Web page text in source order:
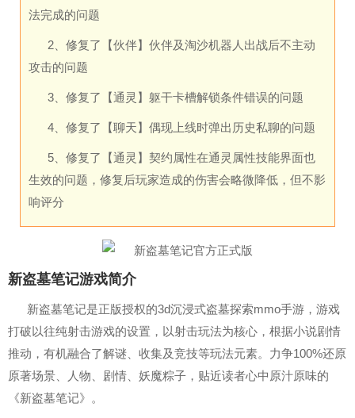
法完成的问题
2、修复了【伙伴】伙伴及淘沙机器人出战后不主动
攻击的问题
3、修复了【通灵】躯干卡槽解锁条件错误的问题
4、修复了【聊天】偶现上线时弹出历史私聊的问题
5、修复了【通灵】契约属性在通灵属性技能界面也
生效的问题，修复后玩家造成的伤害会略微降低，但不影
响评分
新盗墓笔记游戏简介
新盗墓笔记是正版授权的3d沉浸式盗墓探索mmo手游，游戏
打破以往纯射击游戏的设置，以射击玩法为核心，根据小说剧情
推动，有机融合了解谜、收集及竞技等玩法元素。力争100%还原
原著场景、人物、剧情、妖魔粽子，贴近读者心中原汁原味的
《新盗墓笔记》。